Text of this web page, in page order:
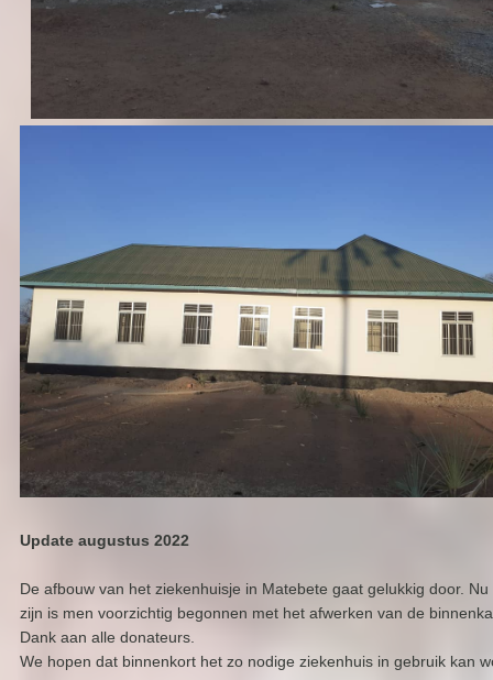
Update augustus 2022
De afbouw van het ziekenhuisje in Matebete gaat gelukkig door.
zijn is men voorzichtig begonnen met het afwerken van de
Dank aan alle donateurs.
We hopen dat binnenkort het zo nodige ziekenhuis in gebruik kan